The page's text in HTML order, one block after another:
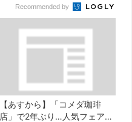
Recommended by
【あすから】「コメダ珈琲
店」で2年ぶり…人気フェアが